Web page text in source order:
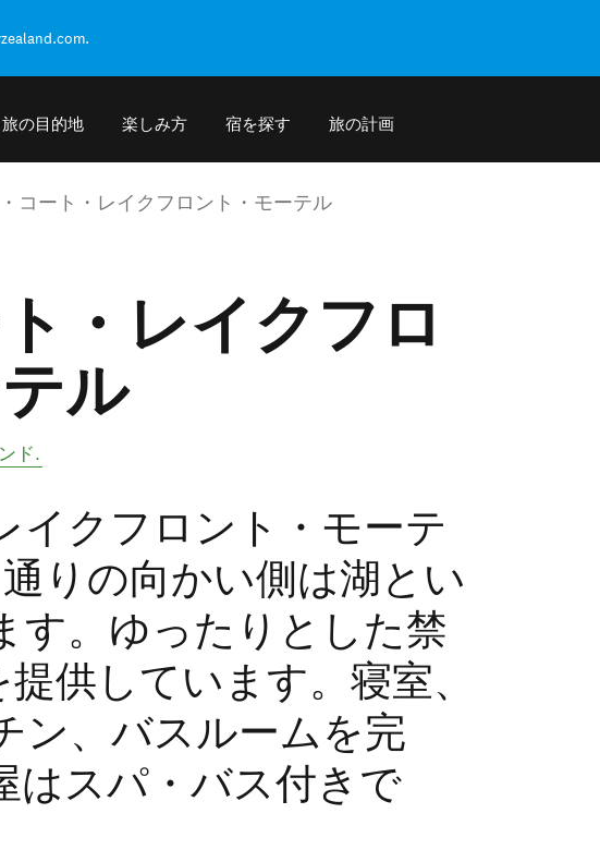
旅の目的地 楽しみ方 宿を探す 旅の計画
コート・レイクフロント・モーテル
・レイクフロ
ル
ド.
イクフロント・モーテ
りの向かい側は湖とい
す。ゆったりとした禁
供しています。寝室、
ン、バスルームを完
はスパ・バス付きで